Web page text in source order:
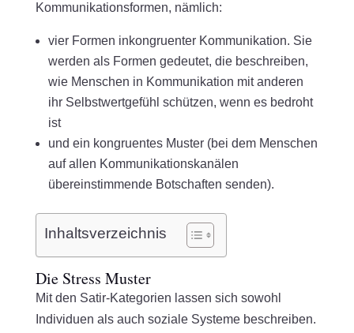
Kommunikationsformen, nämlich:
vier Formen inkongruenter Kommunikation. Sie
werden als Formen gedeutet, die beschreiben,
wie Menschen in Kommunikation mit anderen
ihr Selbstwertgefühl schützen, wenn es bedroht
ist
und ein kongruentes Muster (bei dem Menschen
auf allen Kommunikationskanälen
übereinstimmende Botschaften senden).
Inhaltsverzeichnis
Die Stress Muster
Mit den Satir-Kategorien lassen sich sowohl
Individuen als auch soziale Systeme beschreiben.